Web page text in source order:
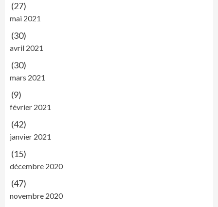
(27)
mai 2021
(30)
avril 2021
(30)
mars 2021
(9)
février 2021
(42)
janvier 2021
(15)
décembre 2020
(47)
novembre 2020